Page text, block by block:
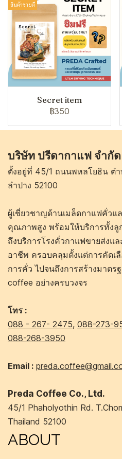
สินค้าขายดี
Secret item
฿350
บริษัท ปรีดากาแฟ จำกัด
ตั้งอยู่ที่ 45/1 ถนนพหลโยธิน ต
ลำปาง 52100
ผู้เชี่ยวชาญด้านเมล็ดกาแฟคั่วแ
คุณภาพสูง พร้อมให้บริการทั้งลู
ถึงบริการโรงคั่วกาแฟขายส่งแ
อาชีพ ครอบคลุมตั้งแต่การคัดเ
การคั่ว ไปจนถึงการสร้างมาตร
coffee อย่างครบวงจร
โทร :
088 - 267- 2475, 088-273-
088-268-3950
Email :
Preda Coffee Co., Ltd.
45/1 Phaholyothin Rd.
Thailand 52100
ABOUT